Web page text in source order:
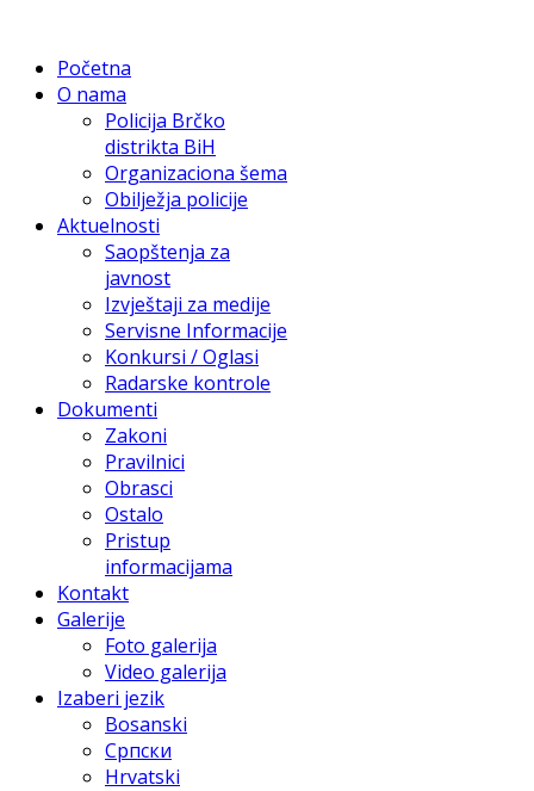
Početna
O nama
Policija Brčko
distrikta BiH
Organizaciona šema
Obilježja policije
Aktuelnosti
Saopštenja za
javnost
Izvještaji za medije
Servisne Informacije
Konkursi / Oglasi
Radarske kontrole
Dokumenti
Zakoni
Pravilnici
Obrasci
Ostalo
Pristup
informacijama
Kontakt
Galerije
Foto galerija
Video galerija
Izaberi jezik
Bosanski
Српски
Hrvatski